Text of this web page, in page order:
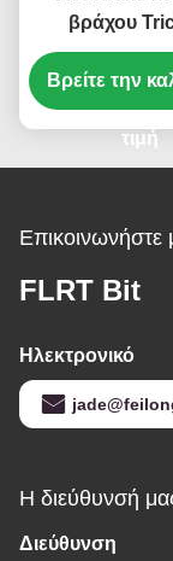
βράχου
κομματιών
κώνος με
ενισχυμένη
μετρητών
Βρείτε την
τιμή
Επικοινωνήστε
FLRT Bit
Ηλεκτρονικό
Η διεύθυνσή
Διεύθυνση